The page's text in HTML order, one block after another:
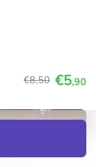
€8,50 €5,90